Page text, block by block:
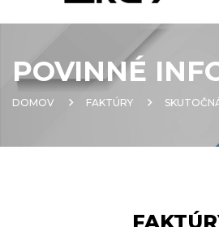
POVINNÉ
DOMOV FAKTÚRY